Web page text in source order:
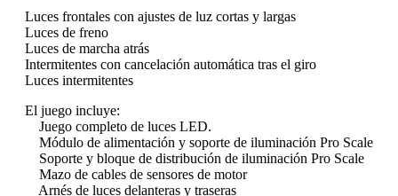
Luces frontales con ajustes de luz cortas y largas
Luces de freno
Luces de marcha atrás
Intermitentes con cancelación automática tras el giro
Luces intermitentes
El juego incluye:
Juego completo de luces LED.
Módulo de alimentación y soporte de iluminación Pro Scale
Soporte y bloque de distribución de iluminación Pro Scale
Mazo de cables de sensores de motor
Arnés de luces delanteras y traseras